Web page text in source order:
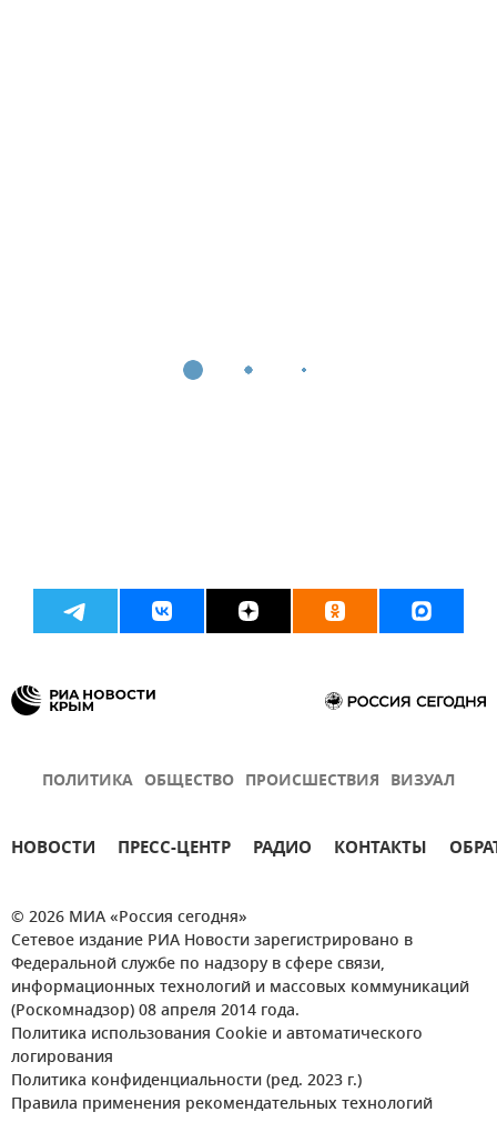
ПОЛИТИКА ОБЩЕСТВО ПРОИСШЕСТВИЯ ВИЗУАЛ
НОВОСТИ ПРЕСС-ЦЕНТР РАДИО КОНТАКТЫ
© 2026 МИА «Россия сегодня»
Сетевое издание РИА Новости зарегистрировано в
Федеральной службе по надзору в сфере связи,
информационных технологий и массовых коммуникаций
(Роскомнадзор) 08 апреля 2014 года.
Политика использования Cookie и автоматического
логирования
Политика конфиденциальности (ред. 2023 г.)
Правила применения рекомендательных технологий